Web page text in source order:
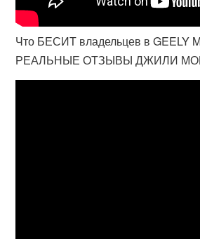
Что БЕСИТ владельцев в GEELY
РЕАЛЬНЫЕ ОТЗЫВЫ ДЖИЛИ